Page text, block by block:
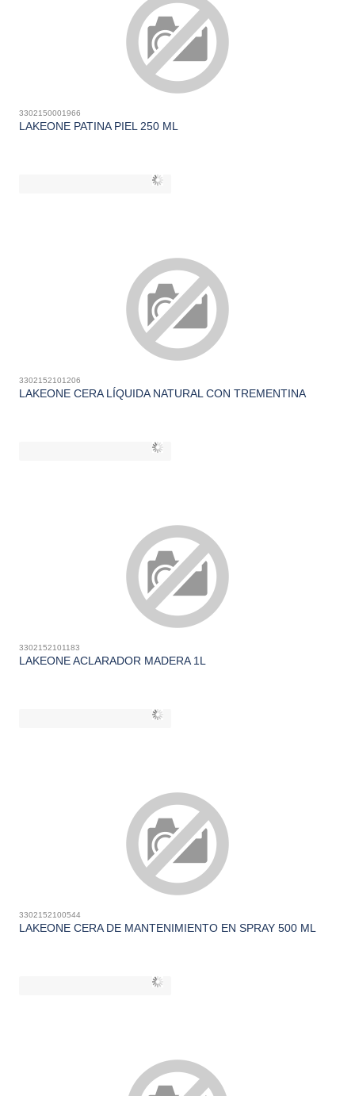
3302150001966
LAKEONE PATINA PIEL 250 ML
3302152101206
LAKEONE CERA LÍQUIDA NATURAL CON TREMENTINA
3302152101183
LAKEONE ACLARADOR MADERA 1L
3302152100544
LAKEONE CERA DE MANTENIMIENTO EN SPRAY 500 ML